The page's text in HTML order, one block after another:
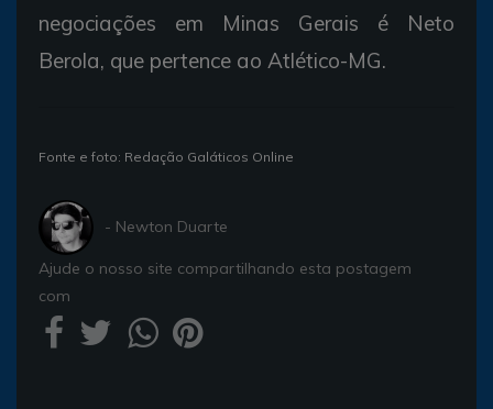
negociações em Minas Gerais é Neto
Berola, que pertence ao Atlético-MG.
Fonte e foto: Redação Galáticos Online
- Newton Duarte
Ajude o nosso site compartilhando esta postagem
com